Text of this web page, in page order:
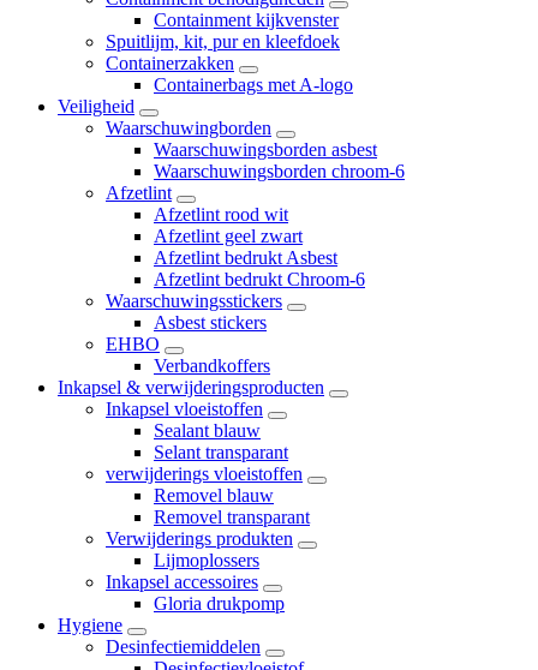
Containment kijkvenster
Spuitlijm, kit, pur en kleefdoek
Containerzakken
Containerbags met A-logo
Veiligheid
Waarschuwingborden
Waarschuwingsborden asbest
Waarschuwingsborden chroom-6
Afzetlint
Afzetlint rood wit
Afzetlint geel zwart
Afzetlint bedrukt Asbest
Afzetlint bedrukt Chroom-6
Waarschuwingsstickers
Asbest stickers
EHBO
Verbandkoffers
Inkapsel & verwijderingsproducten
Inkapsel vloeistoffen
Sealant blauw
Selant transparant
verwijderings vloeistoffen
Removel blauw
Removel transparant
Verwijderings produkten
Lijmoplossers
Inkapsel accessoires
Gloria drukpomp
Hygiene
Desinfectiemiddelen